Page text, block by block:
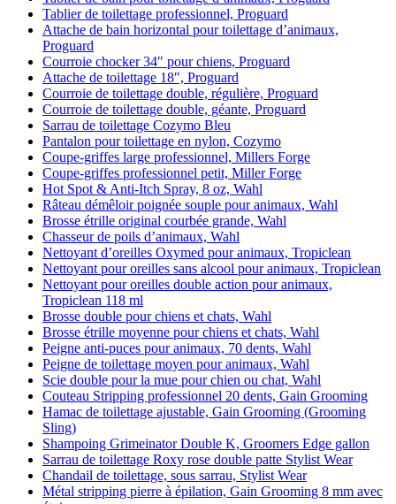
Tablier de toilettage professionnel, Proguard
Attache de bain horizontal pour toilettage d’animaux,
Proguard
Courroie chocker 34″ pour chiens, Proguard
Attache de toilettage 18″, Proguard
Courroie de toilettage double, régulière, Proguard
Courroie de toilettage double, géante, Proguard
Sarrau de toilettage Cozymo Bleu
Pantalon pour toilettage en nylon, Cozymo
Coupe-griffes large professionnel, Millers Forge
Coupe-griffes professionnel petit, Miller Forge
Hot Spot & Anti-Itch Spray, 8 oz, Wahl
Râteau démêloir poignée souple pour animaux, Wahl
Brosse étrille original courbée grande, Wahl
Chasseur de poils d’animaux, Wahl
Nettoyant d’oreilles Oxymed pour animaux, Tropiclean
Nettoyant pour oreilles sans alcool pour animaux, Tropiclean
Nettoyant pour oreilles double action pour animaux,
Tropiclean 118 ml
Brosse double pour chiens et chats, Wahl
Brosse étrille moyenne pour chiens et chats, Wahl
Peigne anti-puces pour animaux, 70 dents, Wahl
Peigne de toilettage moyen pour animaux, Wahl
Scie double pour la mue pour chien ou chat, Wahl
Couteau Stripping professionnel 20 dents, Gain Grooming
Hamac de toilettage ajustable, Gain Grooming (Grooming
Sling)
Shampoing Grimeinator Double K, Groomers Edge gallon
Sarrau de toilettage Roxy rose double patte Stylist Wear
Chandail de toilettage, sous sarrau, Stylist Wear
Métal stripping pierre à épilation, Gain Grooming 8 mm avec